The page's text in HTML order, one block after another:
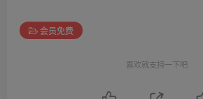
会员免费
喜欢就支持一下吧